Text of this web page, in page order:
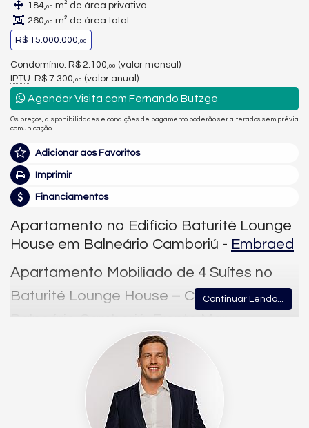
184,00 m² de área privativa
260,00 m² de área total
R$ 15.000.000,00
Condomínio: R$ 2.100, 00 (valor mensal)
IPTU: R$ 7.300, 00 (valor anual)
Agendar Visita com Fernando Butzge
Os preços, disponibilidades e condições de pagamento poderão ser alterados sem prévia
comunicação.
Adicionar aos Favoritos
Imprimir
Financiamentos
Apartamento no Edifício Baturité Lounge
House em Balneário Camboriú - Embraed
Apartamento Mobiliado de 4 Suítes no
Baturité Lounge House – Centro,
Balneário Camboriú, Frente Mar
Este apartamento frente mar está localizado no Baturité
Lounge House, empreendimento da Embraed no Centro de
Balneário Camboriú. Mobiliado e decorado, a unidade soma
184,00m² de área privativa e 260,00m² de área total,
distribuídos em 4 suítes (uma suíte master), 5 banheiros e 3
vagas de garagem privativas, em andar alto com vista mar,
vista livre e vista panorâmica.
Continuar Lendo...